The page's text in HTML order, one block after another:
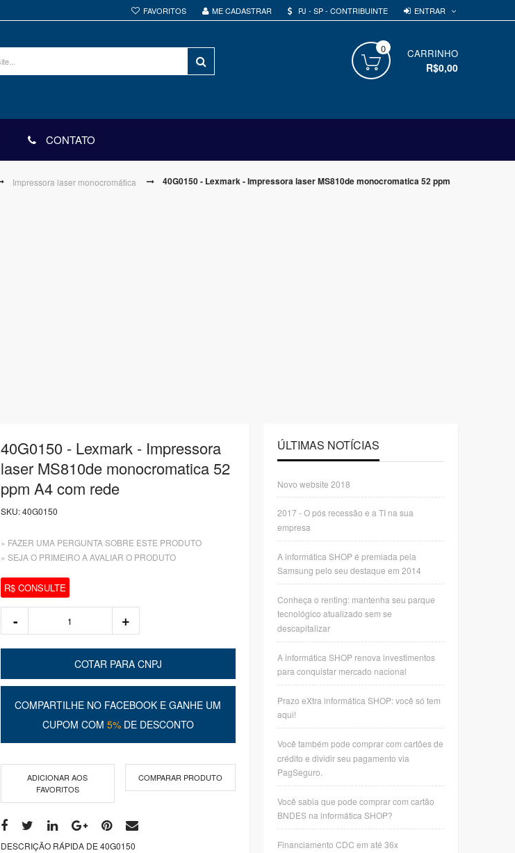
FAVORITOS ME CADASTRAR PJ - SP - CONTRIBUINTE ENTRAR
CARRINHO
0
R$0,00
CONTATO
Impressora laser monocromática
40G0150 - Lexmark - Impressora laser MS810de monocromatica 52 ppm
40G0150 - Lexmark - Impressora
laser MS810de monocromatica 52
ppm A4 com rede
SKU:40G0150
» FAZER UMA PERGUNTA SOBRE ESTE PRODUTO
» SEJA O PRIMEIRO A AVALIAR O PRODUTO
R$ CONSULTE
COTAR PARA CNPJ
COMPARTILHE NO FACEBOOK E GANHE UM
CUPOM COM 5%DE DESCONTO
ADICIONAR AOS
FAVORITOS
COMPARAR PRODUTO
DESCRIÇÃO RÁPIDA DE 40G0150
ÚLTIMAS NOTÍCIAS
Novo website 2018
2017 - O pós recessão e a TI na sua
empresa
A informática SHOP é premiada pela
Samsung pelo seu destaque em 2014
Conheça o renting: mantenha seu parque
tecnológico atualizado sem se
descapitalizar
A informática SHOP renova investimentos
para conquistar mercado nacional
Prazo eXtra informática SHOP: você só tem
aqui!
Você também pode comprar com cartões de
crédito e dividir seu pagamento via
PagSeguro.
Você sabia que pode comprar com cartão
BNDES na informática SHOP?
Financiamento CDC em até 36x